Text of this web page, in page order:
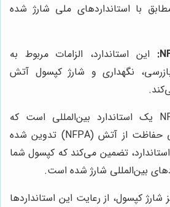
با استانداردهای ملی شارژ شده
این استاندارد، الزامات مربوط به
نگهداری و شارژ کپسول آتش
استاندارد NFPA 10 یک استاندارد بین‌المللی است که
توسط انجمن ملی حفاظت از آتش (NFPA) تدوین شده
تضمین می‌کند که کپسول شما
بین‌المللی شارژ شده است.
شارژ کپسول، از رعایت این استانداردها